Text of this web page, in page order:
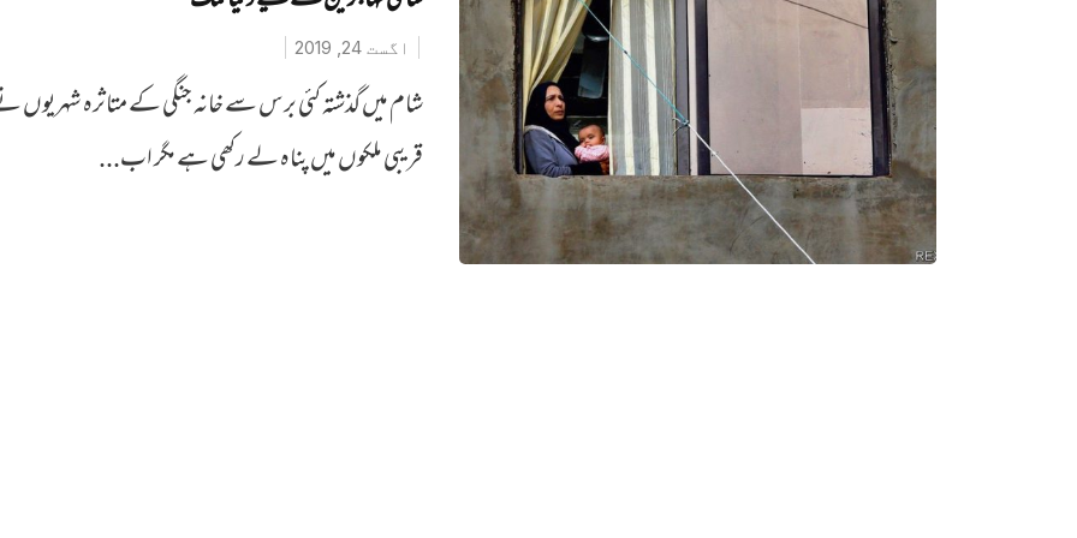
اگست 24, 2019
شام میں گذشتہ کئی برس سے خانہ جنگی کے متاثرہ شہریوں
قریبی ملکوں میں پناہ لے رکھی ہے مگر اب...